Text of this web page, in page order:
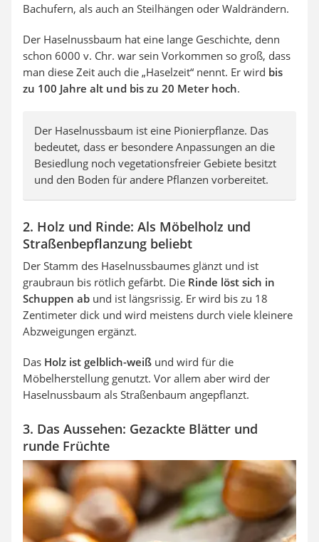
Bachufern, als auch an Steilhängen oder Waldrändern.
Der Haselnussbaum hat eine lange Geschichte, denn
schon 6000 v. Chr. war sein Vorkommen so groß, dass
man diese Zeit auch die „Haselzeit“ nennt. Er wird bis
zu 100 Jahre alt und bis zu 20 Meter hoch.
Der Haselnussbaum ist eine Pionierpflanze. Das
bedeutet, dass er besondere Anpassungen an die
Besiedlung noch vegetationsfreier Gebiete besitzt
und den Boden für andere Pflanzen vorbereitet.
2. Holz und Rinde: Als Möbelholz und
Straßenbepflanzung beliebt
Der Stamm des Haselnussbaumes glänzt und ist
graubraun bis rötlich gefärbt. Die Rinde löst sich in
Schuppen ab und ist längsrissig. Er wird bis zu 18
Zentimeter dick und wird meistens durch viele kleinere
Abzweigungen ergänzt.
Das Holz ist gelblich-weiß und wird für die
Möbelherstellung genutzt. Vor allem aber wird der
Haselnussbaum als Straßenbaum angepflanzt.
3. Das Aussehen: Gezackte Blätter und
runde Früchte